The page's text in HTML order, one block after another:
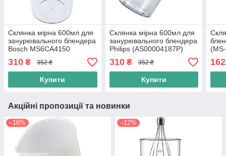
Склянка мірна 600мл для
занурювального блендера
Bosch MS6CA4150
(AS00004187B)
310 ₴ 352 ₴
Купити
Склянка мірна 600мл для
занурювального блендера
Philips (AS00004187P)
310₴ 352 ₴
Купити
162
Акційні пропозиції та новинки
–16% –12%